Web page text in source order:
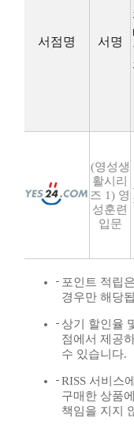
서점명 서명
(영성생
활시리
즈 1) 영
성훈련
입문
포인트 적립
경우만 해당
상기 할인율
점에서 제공
수 있습니다.
RISS 서비스
구매한 상품
책임을 지지